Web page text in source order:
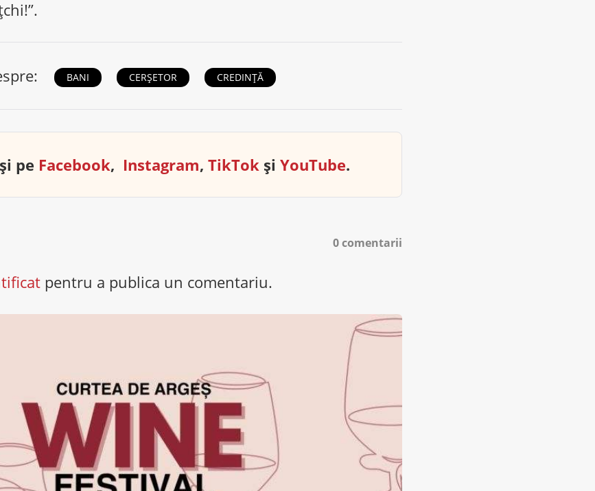
BANI CERȘETOR CREDINȚĂ
pe Facebook, Instagram,TikTok șiYouTube.
0 comentarii
pentru a publica un comentariu.